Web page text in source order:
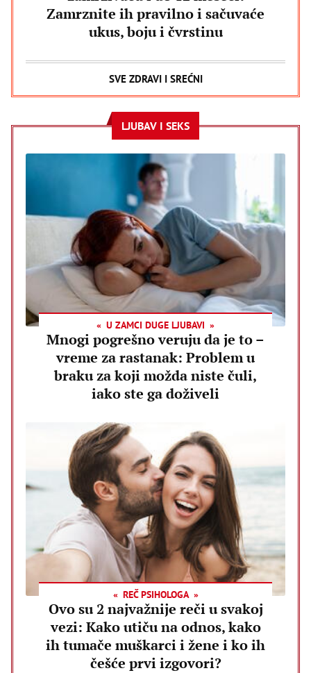
Zamrznite ih pravilno i sačuvaće
ukus, boju i čvrstinu
SVE ZDRAVI I SREĆNI
LJUBAV I SEKS
U ZAMCI DUGE LJUBAVI
Mnogi pogrešno veruju da je to –
vreme za rastanak: Problem u
braku za koji možda niste čuli,
iako ste ga doživeli
REČ PSIHOLOGA
Ovo su 2 najvažnije reči u svakoj
vezi: Kako utiču na odnos, kako
ih tumače muškarci i žene i ko ih
češće prvi izgovori?